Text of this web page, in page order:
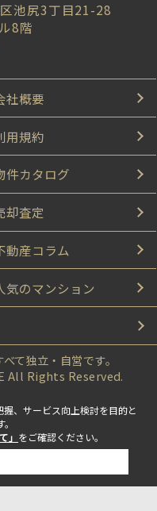
池尻3丁目21-28
8階
社概要
用規約
件カタログ
却査定
動産コラム
気のマンション
て独立・自営です。
All Rights Reserved.
、サービス向上検討を目的と
」 をご確認ください。